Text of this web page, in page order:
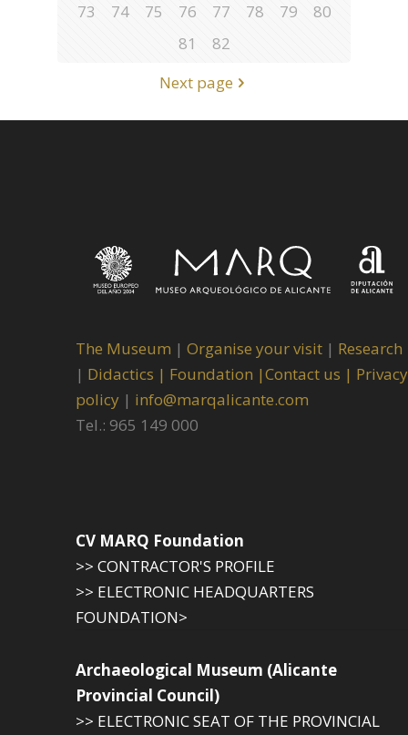
73
74 75 76 77 78 79
80
81
82
Next page
The Museum | Organise your visit | Research
| Didactics | Foundation |Contact us | Privacy
policy | info@marqalicante.com
Tel.: 965 149 000
CV MARQ Foundation
>> CONTRACTOR'S PROFILE
>> ELECTRONIC HEADQUARTERS
FOUNDATION>
Archaeological Museum (Alicante
Provincial Council)
>> ELECTRONIC SEAT OF THE PROVINCIAL